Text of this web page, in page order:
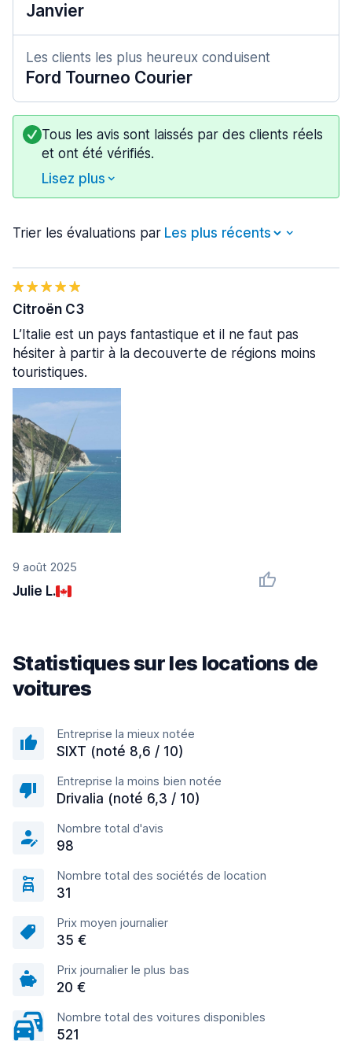
Janvier
Les clients les plus heureux conduisent
Ford Tourneo Courier
Tous les avis sont laissés par des clients réels
et ont été vérifiés.
Lisez plus
Trier les évaluations par
9 août 2025
Julie L.
Citroën C3
L’Italie est un pays fantastique et il ne faut pas
hésiter à partir à la decouverte de régions moins
touristiques.
Statistiques sur les locations de
voitures
Entreprise la mieux notée
SIXT (noté 8,6 / 10)
Entreprise la moins bien notée
Drivalia (noté 6,3 / 10)
Nombre total d'avis
98
Nombre total des sociétés de location
31
Prix moyen journalier
35 €
Prix journalier le plus bas
20 €
Nombre total des voitures disponibles
521